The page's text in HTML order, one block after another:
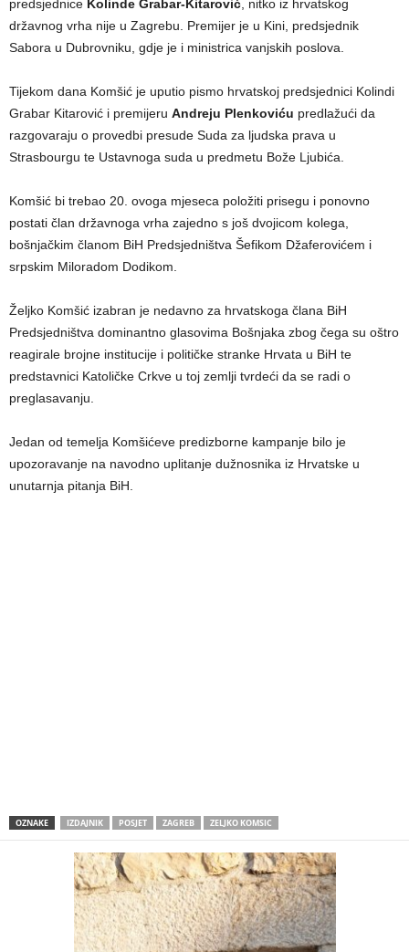
predsjednice Kolinde Grabar-Kitarović , nitko iz hrvatskog
državnog vrha nije u Zagrebu. Premijer je u Kini, predsjednik
Sabora u Dubrovniku, gdje je i ministrica vanjskih poslova.
Tijekom dana Komšić je uputio pismo hrvatskoj predsjednici Kolindi
Grabar Kitarović i premijeru Andreju Plenkoviću predlažući da
razgovaraju o provedbi presude Suda za ljudska prava u
Strasbourgu te Ustavnoga suda u predmetu Bože Ljubića.
Komšić bi trebao 20. ovoga mjeseca položiti prisegu i ponovno
postati član državnoga vrha zajedno s još dvojicom kolega,
bošnjačkim članom BiH Predsjedništva Šefikom Džaferovićem i
srpskim Miloradom Dodikom.
Željko Komšić izabran je nedavno za hrvatskoga člana BiH
Predsjedništva dominantno glasovima Bošnjaka zbog čega su oštro
reagirale brojne institucije i političke stranke Hrvata u BiH te
predstavnici Katoličke Crkve u toj zemlji tvrdeći da se radi o
preglasavanju.
Jedan od temelja Komšićeve predizborne kampanje bilo je
upozoravanje na navodno uplitanje dužnosnika iz Hrvatske u
unutarnja pitanja BiH.
OZNAKE IZDAJNIK POSJET ZAGREB ZELJKO KOMSIC